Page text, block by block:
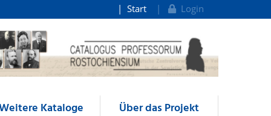
Start Login
Kataloge Über das Projekt